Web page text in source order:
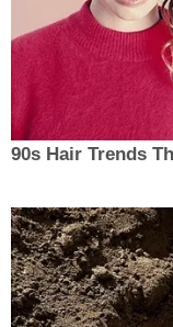
90s Hair Trends